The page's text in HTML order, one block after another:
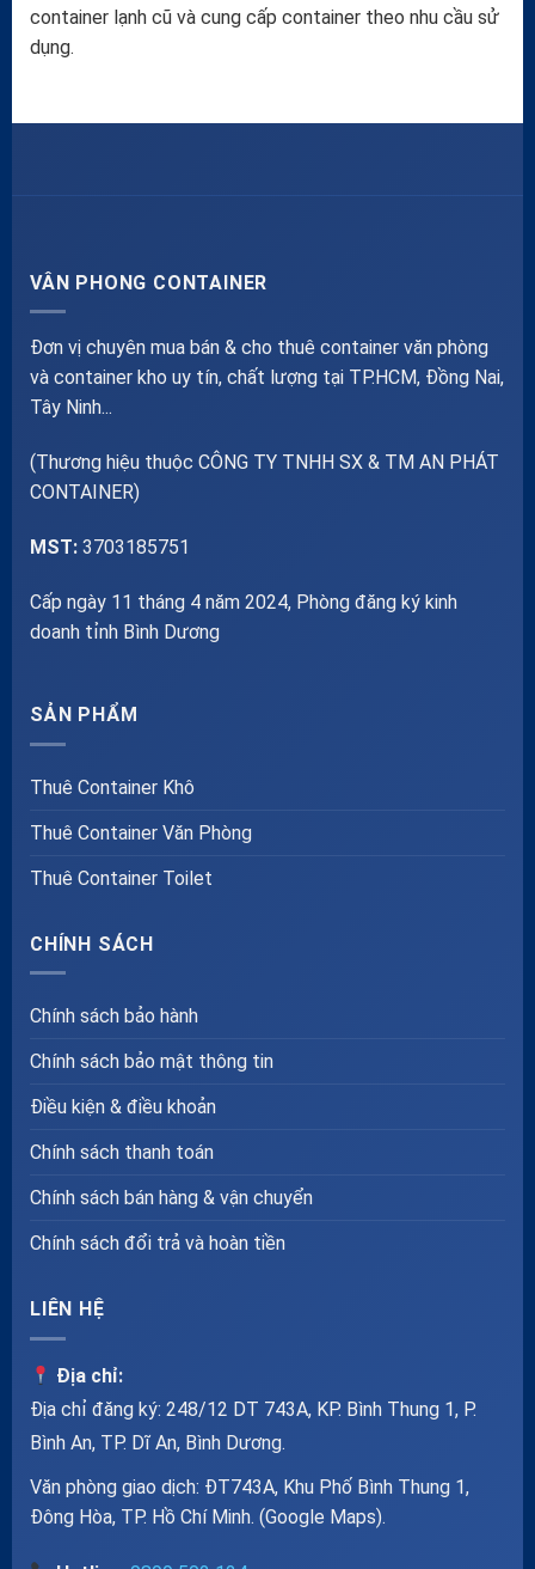
container lạnh cũ và cung cấp container theo nhu cầu sử
dụng.
VÂN PHONG CONTAINER
Đơn vị chuyên mua bán & cho thuê container văn phòng
và container kho uy tín, chất lượng tại TP.HCM, Đồng Nai,
Tây Ninh...
(Thương hiệu thuộc CÔNG TY TNHH SX & TM AN PHÁT
CONTAINER)
MST: 3703185751
Cấp ngày 11 tháng 4 năm 2024, Phòng đăng ký kinh
doanh tỉnh Bình Dương
SẢN PHẨM
Thuê Container Khô
Thuê Container Văn Phòng
Thuê Container Toilet
CHÍNH SÁCH
Chính sách bảo hành
Chính sách bảo mật thông tin
Điều kiện & điều khoản
Chính sách thanh toán
Chính sách bán hàng & vận chuyển
Chính sách đổi trả và hoàn tiền
LIÊN HỆ
Địa chỉ:
Địa chỉ đăng ký: 248/12 DT 743A, KP. Bình Thung 1, P.
Bình An, TP. Dĩ An, Bình Dương.
Văn phòng giao dịch: ĐT743A, Khu Phố Bình Thung 1,
Đông Hòa, TP. Hồ Chí Minh. (Google Maps).